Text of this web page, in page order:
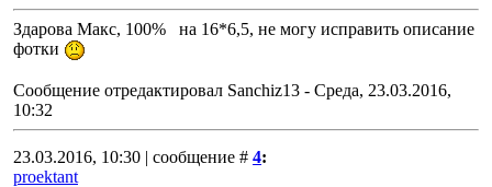
Здарова Макс, 100% на 16*6,5, не могу исправить описание
фотки
Сообщение отредактировал Sanchiz13 - Среда, 23.03.2016,
10:32
23.03.2016, 10:30 | сообщение # 4:
proektant